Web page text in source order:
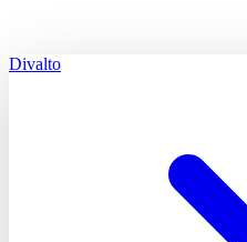
Divalto